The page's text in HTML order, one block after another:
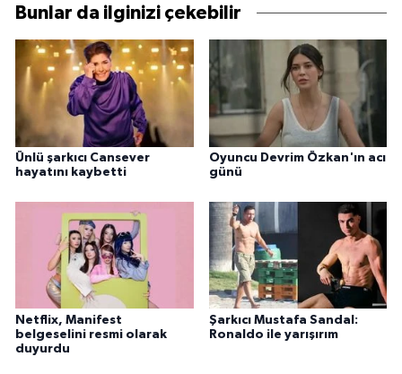
Bunlar da ilginizi çekebilir
Ünlü şarkıcı Cansever
hayatını kaybetti
Oyuncu Devrim Özkan'ın acı
günü
Netflix, Manifest
belgeselini resmi olarak
duyurdu
Şarkıcı Mustafa Sandal:
Ronaldo ile yarışırım